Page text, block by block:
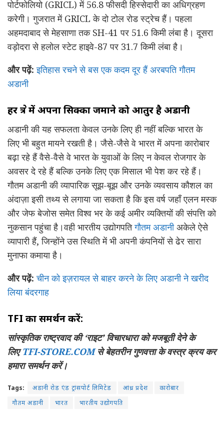
पोर्टफोलियो (GRICL) में 56.8 फीसदी हिस्सेदारी का अधिग्रहण
करेगी। गुजरात में GRICL के दो टोल रोड स्ट्रेच हैं। पहला
अहमदाबाद से मेहसाणा तक SH-41 पर 51.6 किमी लंबा है। दूसरा
वड़ोदरा से हलोल स्टेट हाइवे-87 पर 31.7 किमी लंबा है।
और पढ़ें:इतिहास रचने से बस एक कदम दूर हैं अरबपति गौतम
अडानी
हर क्षेत्र में अपना सिक्का जमाने को आतुर है अडानी
अडानी की यह सफलता केवल उनके लिए ही नहीं बल्कि भारत के
लिए भी बहुत मायने रखती है। जैसे-जैसे वे भारत में अपना कारोबार
बढ़ा रहे हैं वैसे-वैसे वे भारत के युवाओं के लिए न केवल रोजगार के
अवसर दे रहे हैं बल्कि उनके लिए एक मिसाल भी पेश कर रहे हैं।
गौतम अडानी की व्यापारिक सूझ-बूझ और उनके व्यवसाय कौशल का
अंदाज़ा इसी तथ्य से लगाया जा सकता है कि इस वर्ष जहाँ एलन मस्क
और जेफ बेजोस समेत विश्व भर के कई अमीर व्यक्तियों की संपत्ति को
नुकसान पहुंचा है।वही भारतीय उद्योगपतिगौतम अडानीअकेले ऐसे
व्यापारी हैं, जिन्होंने उस स्थिति में भी अपनी कंपनियों से ढेर सारा
मुनाफा कमाया है।
और पढ़ें:चीन को इज़रायल से बाहर करने के लिए अडानी ने खरीद
लिया बंदरगाह
TFI का समर्थन करें:
सांस्कृतिक राष्ट्रवाद की ‘राइट’ विचारधारा को मजबूती देने के
लिए TFI-STORE.COM से बेहतरीन गुणवत्ता के वस्त्र क्रय कर
हमारा समर्थन करें।
Tags: अडानी रोड एंड ट्रांसपोर्ट लिमिटेड आंध्र प्रदेश
कारोबार
गौतम अडानी
भारत भारतीय उद्योगपति